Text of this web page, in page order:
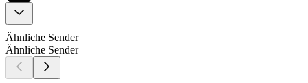
Ähnliche Sender
Ähnliche Sender